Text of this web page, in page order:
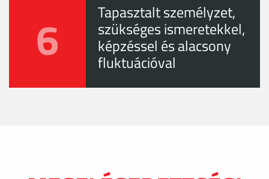
6 Tapasztalt személyzet,
szükséges ismeretekkel,
képzéssel és alacsony
fluktuációval